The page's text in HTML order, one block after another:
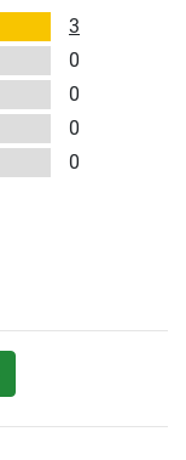
3
0
0
0
0